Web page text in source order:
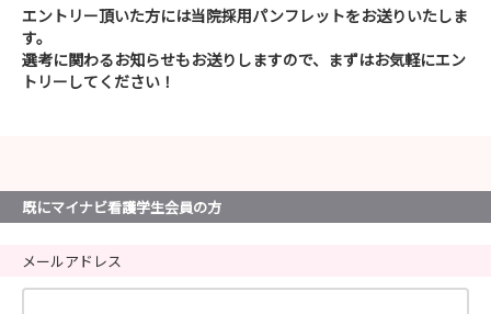
エントリー頂いた方には当院採用パンフレットをお送りいたしま
す。
選考に関わるお知らせもお送りしますので、まずはお気軽にエン
トリーしてください！
既にマイナビ看護学生会員の方
メールアドレス